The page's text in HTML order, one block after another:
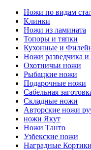
Ножи по видам
Клинки
Ножи из ламината
Топоры и тяпки
Кухонные и
Ножи разведчика
Охотничьи ножи
Рыбацкие ножи
Подарочные ножи
Сабельная
Складные ножи
Авторские ножи
ножи Якут
Ножи Танто
Узбекские ножи
Наградные Кортики